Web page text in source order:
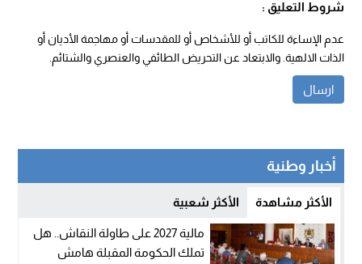
شروط التعليق :
عدم الإساءة للكاتب أو للأشخاص أو للمقدسات أو مهاجمة الأديان أو
الذات الالهية. والابتعاد عن التحريض الطائفي والعنصري والشتائم.
أخبار وطنية
الأكثر مشاهدة الأكثر شعبية
مالية 2027 على طاولة النقاش.. هل
تملك الحكومة المقبلة هامش